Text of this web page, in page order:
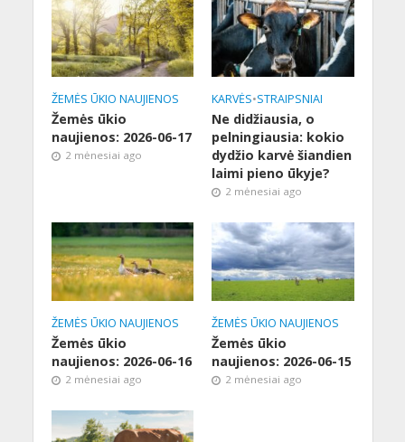
ŽEMĖS ŪKIO NAUJIENOS
Žemės ūkio
naujienos: 2026-06-17
2 mėnesiai ago
KARVĖS•STRAIPSNIAI
Ne didžiausia, o
pelningiausia: kokio
dydžio karvė šiandien
laimi pieno ūkyje?
2 mėnesiai ago
ŽEMĖS ŪKIO NAUJIENOS
Žemės ūkio
naujienos: 2026-06-16
2 mėnesiai ago
ŽEMĖS ŪKIO NAUJIENOS
Žemės ūkio
naujienos: 2026-06-15
2 mėnesiai ago